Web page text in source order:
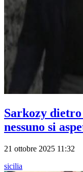
Sarkozy
nessuno si
21 ottobre 2025 11:32
sicilia